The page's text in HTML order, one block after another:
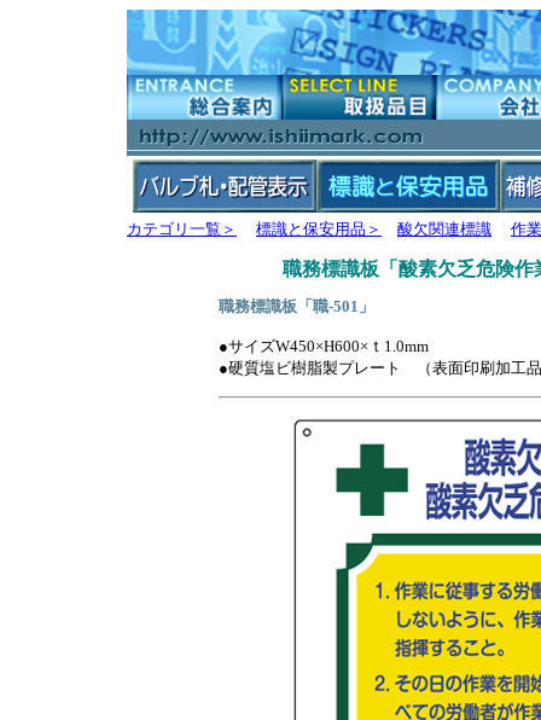
カテゴリ一覧＞ 標識と保安用品＞ 酸欠関連標識 作
職務標識板「酸素欠乏危険
職務標識板「職-501」
●サイズW450×H600×ｔ1.0mm
●硬質塩ビ樹脂製プレート （表面印刷加工